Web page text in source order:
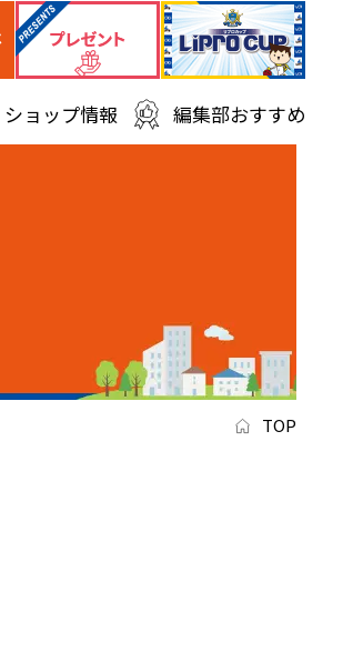
ショップ情報 編集部おすすめ
TOP